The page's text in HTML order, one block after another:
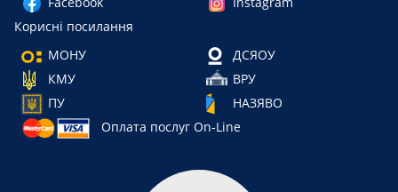
Корисні посилання
МОНУ
ДСЯОУ
КМУ
ВРУ
ПУ
НАЗЯВО
Оплата послуг On-Line